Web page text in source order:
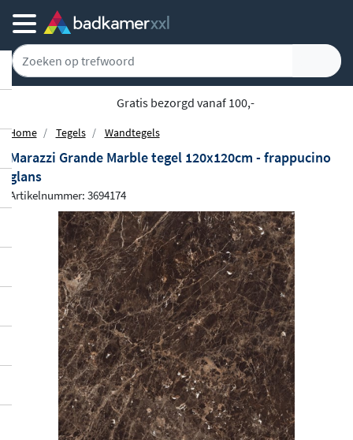
Gratis bezorgd vanaf 100,-
Home Tegels Wandtegels
Marazzi Grande Marble tegel 120x120cm - frappucino
glans
Artikelnummer: 3694174